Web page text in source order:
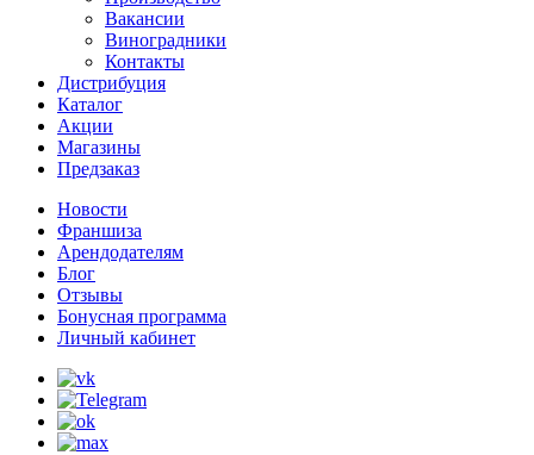
Вакансии
Виноградники
Контакты
Дистрибуция
Каталог
Акции
Магазины
Предзаказ
Новости
Франшиза
Арендодателям
Блог
Отзывы
Бонусная программа
Личный кабинет